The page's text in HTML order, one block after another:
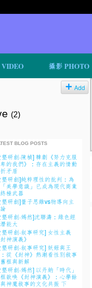
VIDEO 攝影 PHOTO
Add
(2)
BLOG POSTS
研創·陳楨] 韓劇《努力克服
的我們》：存在主義的情動
矛盾
墾研創]純粹理性的批判：為
美學意識」已成為現代商業
極武器
墾研創]量子思維vs物導向主
墾研創·嫣然]沈聯濤：綠色經
能大
墾研創·叙事研究] 女性主義
神演義》
研創·叙事研究] 妖姬與王
從《封神》熱潮看性別敘事
框與新解
研創·嫣然] 以丹納「時代」
歆唤《封神演義》：心學餘
神魔敘事的文化共振 下